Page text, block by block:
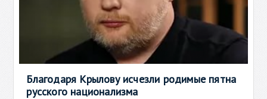
Благодаря Крылову исчезли родимые пятна
русского национализма